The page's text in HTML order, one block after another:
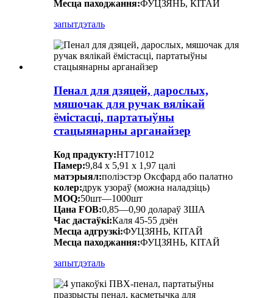
Месца паходжання:ФУЦЗЯНЬ, КІТАЙ
запытдэталь
Пенал для дзяцей, дарослых,
мяшочак для ручак вялікай
ёмістасці, партатыўны
стацыянарны арганайзер
Код прадукту:HT71012
Памер:9,84 х 5,91 х 1,97 цалі
матэрыял:поліэстэр Оксфард або палатно
колер:друк узораў (можна наладзіць)
MOQ:50шт—1000шт
Цана FOB:0,85—0,90 долараў ЗША
Час дастаўкі:Каля 45-55 дзён
Месца адгрузкі:ФУЦЗЯНЬ, КІТАЙ
Месца паходжання:ФУЦЗЯНЬ, КІТАЙ
запытдэталь